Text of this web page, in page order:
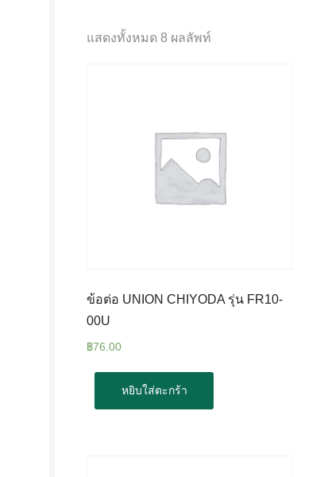
แสดงทั้งหมด 8 ผลลัพท์
ข้อต่อ UNION CHIYODA รุ่น FR10-
00U
฿76.00
หยิบใส่ตะกร้า